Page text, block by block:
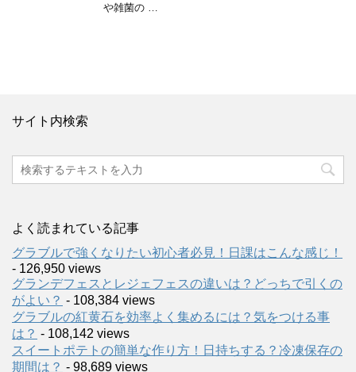
や雑菌の …
サイト内検索
よく読まれている記事
グラブルで強くなりたい初心者必見！日課はこんな感じ！
- 126,950 views
グランデフェスとレジェフェスの違いは？どっちで引くの
がよい？ - 108,384 views
グラブルの紅黄石を効率よく集めるには？気をつける事
は？ - 108,142 views
スイートポテトの簡単な作り方！日持ちする？冷凍保存の
期間は？ - 98,689 views